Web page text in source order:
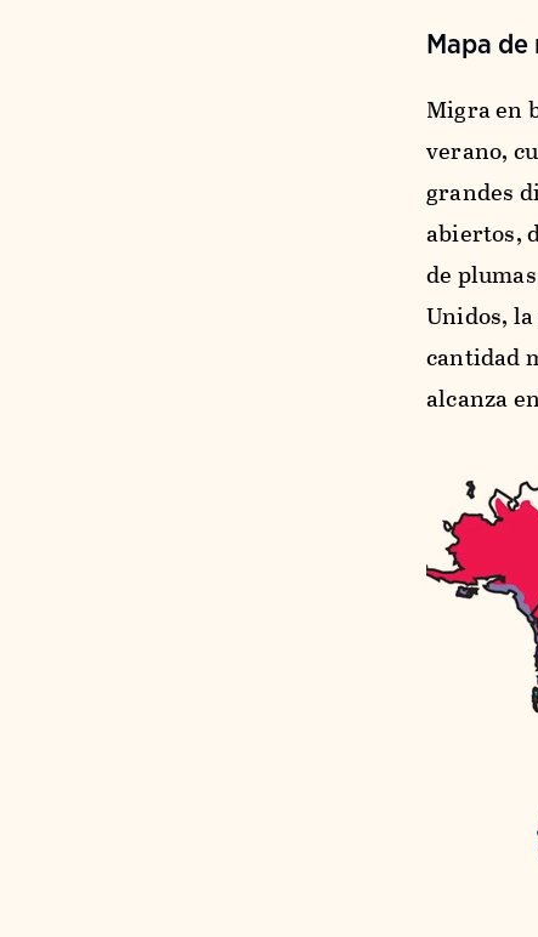
Mapa
Migra en
verano,
grandes
abiertos,
de
Unidos,
cantidad
alcanza